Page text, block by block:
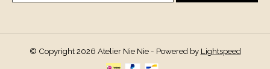
© Copyright 2026 Atelier Nie Nie - Powered by Lightspeed